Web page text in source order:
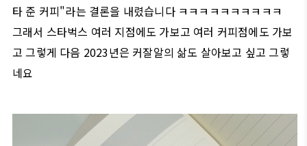
타 준 커피"라는 결론을 내렸습니다 ㅋㅋㅋㅋㅋㅋㅋㅋㅋㅋ
그래서 스타벅스 여러 지점에도 가보고 여러 커피점에도 가보
고 그렇게 다음 2023년은 커잘알의 삶도 살아보고 싶고 그렇
네요